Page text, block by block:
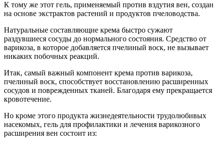
К тому же этот гель, применяемый против вздутия вен, создан
на основе экстрактов растений и продуктов пчеловодства.
Натуральные составляющие крема быстро сужают
раздувшиеся сосуды до нормального состояния. Средство от
варикоза, в которое добавляется пчелиный воск, не вызывает
никаких побочных реакций.
Итак, самый важный компонент крема против варикоза,
пчелиный воск, способствует восстановлению расширенных
сосудов и поврежденных тканей. Благодаря ему прекращается
кровотечение.
Но кроме этого продукта жизнедеятельности трудолюбивых
насекомых, гель для профилактики и лечения варикозного
расширения вен состоит из: